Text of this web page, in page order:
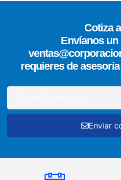
Cotiza
Envíanos un
requieres de
Enviar